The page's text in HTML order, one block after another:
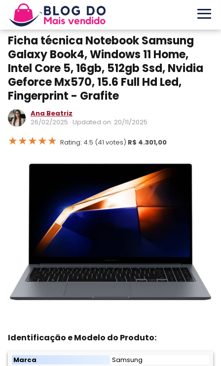
Ficha técnica Notebook Samsung
Galaxy Book4, Windows 11 Home,
Intel Core 5, 16gb, 512gb Ssd, Nvidia
Geforce Mx570, 15.6 Full Hd Led,
Fingerprint - Grafite
Ana Beatriz
26/02/2025 · Updated on: 20/11/2025
★★★★★ Rating: 4.5 (41 votes) R$ 4.301,00
Identificação e Modelo do Produto:
Marca Samsung